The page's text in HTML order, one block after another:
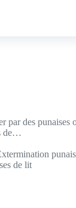
par des punaises
de…
de lit